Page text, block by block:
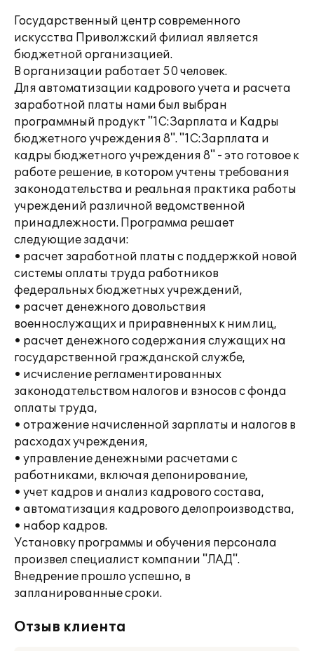
Государственный центр современного
искусства Приволжский филиал является
бюджетной организацией.
В организации работает 50 человек.
Для автоматизации кадрового учета и расчета
заработной платы нами был выбран
программный продукт "1С:Зарплата и Кадры
бюджетного учреждения 8". "1С:Зарплата и
кадры бюджетного учреждения 8" - это готовое к
работе решение, в котором учтены требования
законодательства и реальная практика работы
учреждений различной ведомственной
принадлежности. Программа решает
следующие задачи:
• расчет заработной платы с поддержкой новой
системы оплаты труда работников
федеральных бюджетных учреждений,
• расчет денежного довольствия
военнослужащих и приравненных к ним лиц,
• расчет денежного содержания служащих на
государственной гражданской службе,
• исчисление регламентированных
законодательством налогов и взносов с фонда
оплаты труда,
• отражение начисленной зарплаты и налогов в
расходах учреждения,
• управление денежными расчетами с
работниками, включая депонирование,
• учет кадров и анализ кадрового состава,
• автоматизация кадрового делопроизводства,
• набор кадров.
Установку программы и обучения персонала
произвел специалист компании "ЛАД".
Внедрение прошло успешно, в
запланированные сроки.
Отзыв клиента